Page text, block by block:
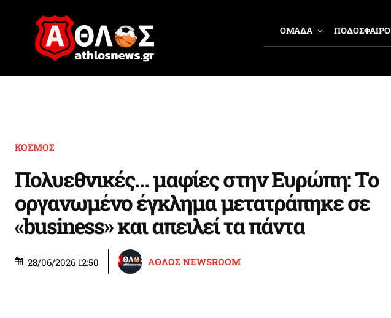
ΟΜΑΔΑ ΠΟΔΟΣΦΑΙΡΟ
ΚΟΣΜΟΣ
Πολυεθνικές… μαφίες στην Ευρώπη: Το
οργανωμένο έγκλημα μετατράπηκε σε
«business» και απειλεί τα πάντα
28/06/2026 12:50 ΑΘΛΟΣ NEWSROOM